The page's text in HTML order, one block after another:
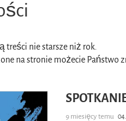
treści nie starsze niż rok.
na stronie możecie Państwo
9 miesięcy temu